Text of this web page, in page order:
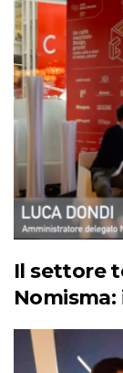
Il settore